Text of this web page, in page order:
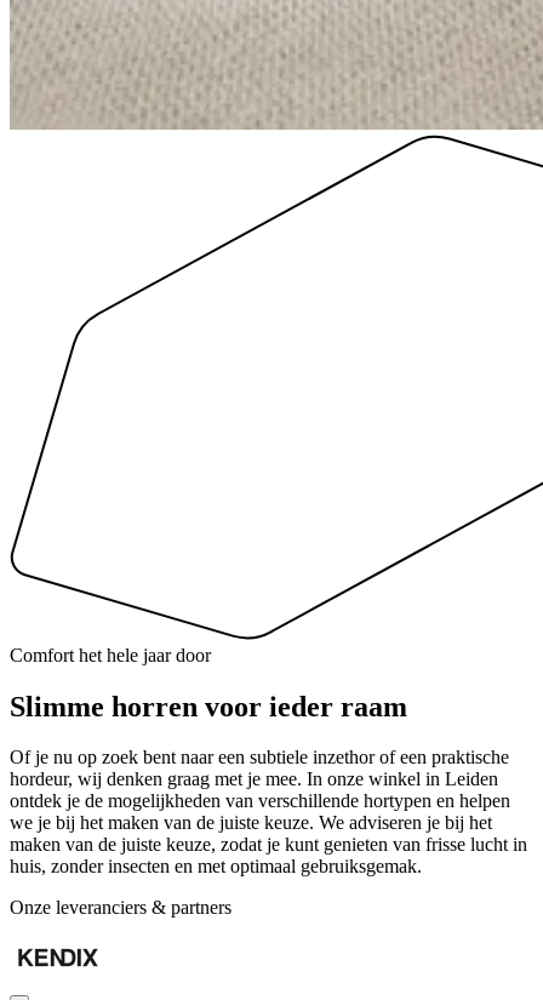
Comfort het hele jaar door
Slimme horren voor ieder raam
Of je nu op zoek bent naar een subtiele inzethor of een praktische
hordeur, wij denken graag met je mee. In onze winkel in Leiden
ontdek je de mogelijkheden van verschillende hortypen en helpen
we je bij het maken van de juiste keuze. We adviseren je bij het
maken van de juiste keuze, zodat je kunt genieten van frisse lucht in
huis, zonder insecten en met optimaal gebruiksgemak.
Onze leveranciers & partners